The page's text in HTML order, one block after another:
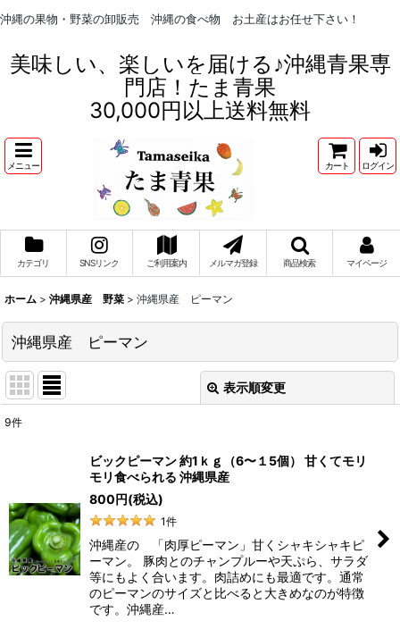
沖縄の果物・野菜の卸販売 沖縄の食べ物 お土産はお任せ下さい！
美味しい、楽しいを届ける♪沖縄青果専
門店！たま青果
30,000円以上送料無料
メニュー カート ログイン
カテゴリ SNSリンク ご利用案内 メルマガ登録 商品検索 マイページ
ホーム > 沖縄県産 野菜 > 沖縄県産 ピーマン
沖縄県産 ピーマン
表示順変更
9件
ビックピーマン 約1ｋｇ（6〜１5個） 甘くてモリ
モリ食べられる 沖縄県産
800円(税込)
1件
沖縄産の 「肉厚ピーマン」甘くシャキシャキピ
ーマン。 豚肉とのチャンプルーや天ぷら、サラダ
等にもよく合います。肉詰めにも最適です。通常
のピーマンのサイズと比べると大きめなのが特徴
です。沖縄産…